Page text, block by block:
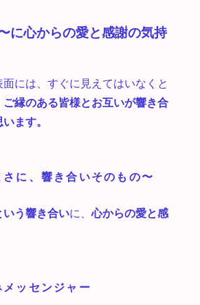
に心からの愛と感謝の気持
には、すぐに見えてはいなくと
縁のある皆様とお互いが響き合
ます。
に、響き合いそのもの〜
いう響き合いに、心からの愛と感
ッセンジャー